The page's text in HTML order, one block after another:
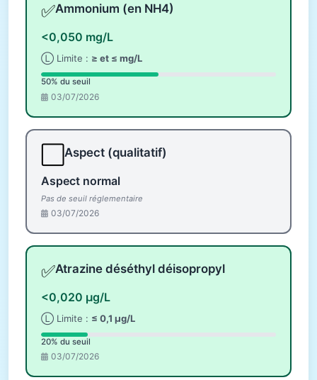
✅Ammonium (en NH4)
<0,050 mg/L
Ⓛ Limite : ≥ et ≤ mg/L
50% du seuil
03/07/2026
Aspect (qualitatif)
Aspect normal
Pas de seuil réglementaire
03/07/2026
✅Atrazine déséthyl déisopropyl
<0,020 µg/L
Ⓛ Limite : ≤ 0,1 µg/L
20% du seuil
03/07/2026